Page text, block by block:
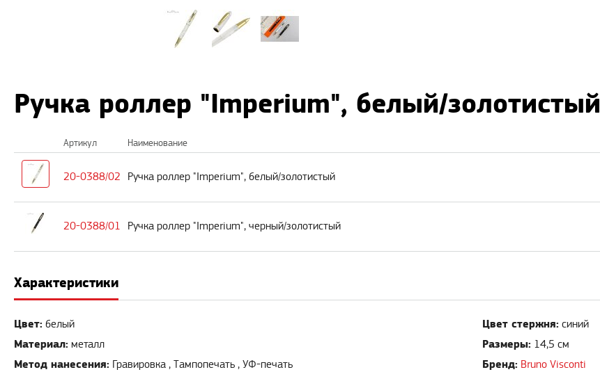
Ручка роллер "Imperium", белый/золотистый
Артикул Наименование
20-0388/02 Ручка роллер "Imperium", белый/золотистый
20-0388/01 Ручка роллер "Imperium", черный/золотистый
Характеристики
Цвет: белый
Материал: металл
Метод нанесения: Гравировка , Тампопечать , УФ-печать
Цвет стержня: синий
Размеры: 14,5 см
Бренд: Bruno Visconti